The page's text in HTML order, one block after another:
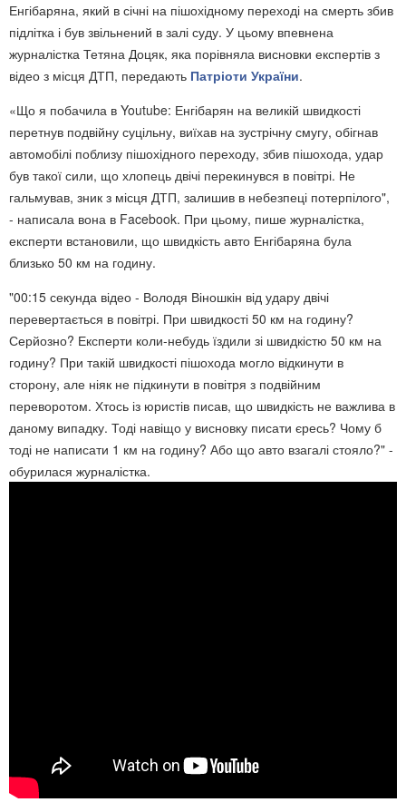
Енгібаряна, який в січні на пішохідному переході на смерть збив
підлітка і був звільнений в залі суду. У цьому впевнена
журналістка Тетяна Доцяк, яка порівняла висновки експертів з
відео з місця ДТП, передають Патріоти України.
«Що я побачила в Youtube: Енгібарян на великій швидкості
перетнув подвійну суцільну, виїхав на зустрічну смугу, обігнав
автомобілі поблизу пішохідного переходу, збив пішохода, удар
був такої сили, що хлопець двічі перекинувся в повітрі. Не
гальмував, зник з місця ДТП, залишив в небезпеці потерпілого",
- написала вона в Facebook. При цьому, пише журналістка,
експерти встановили, що швидкість авто Енгібаряна була
близько 50 км на годину.
"00:15 секунда відео - Володя Віношкін від удару двічі
перевертається в повітрі. При швидкості 50 км на годину?
Серйозно? Експерти коли-небудь їздили зі швидкістю 50 км на
годину? При такій швидкості пішохода могло відкинути в
сторону, але ніяк не підкинути в повітря з подвійним
переворотом. Хтось із юристів писав, що швидкість не важлива в
даному випадку. Тоді навіщо у висновку писати єресь? Чому б
тоді не написати 1 км на годину? Або що авто взагалі стояло?" -
обурилася журналістка.